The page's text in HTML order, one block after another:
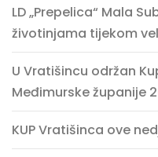
LD „Prepelica“ Mala
životinjama tijekom
U Vratišincu održan
Međimurske županije
KUP Vratišinca ove